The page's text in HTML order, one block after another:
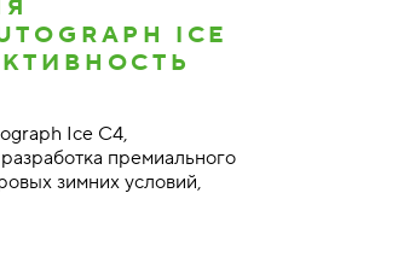
ICE
Ice C4,
премиального
зимних условий,